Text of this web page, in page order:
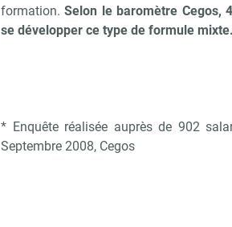
formation.Selon le baromètre Cegos,
se développer ce type de formule mixte.
* Enquête réalisée auprès de 902
Septembre 2008, Cegos